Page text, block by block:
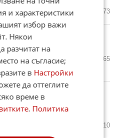
1 573
сме първи: България е
употребата на цигари
2 465
за депутатите на Румен
2 110
и характеристики
избор важи
Някои
разчитат на
на съгласие;
в Настройки
да оттеглите
време в
. Политика